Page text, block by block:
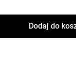
Dodaj do